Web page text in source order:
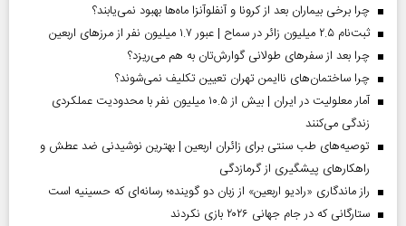
چرا برخی بیماران بعد از کرونا و آنفلوآنزا ماه‌ها بهبود نمی‌یابند؟
ثبت‌نام ۲.۵ میلیون زائر در سماح | عبور ۱.۷ میلیون نفر از مرز‌های اربعین
چرا بعد از سفرهای طولانی گوارش‌تان به هم می‌ریزد؟
چرا ساختمان‌های ناایمن تهران تعیین تکلیف نمی‌شوند؟
آمار معلولیت در ایران | بیش از ۱۰.۵ میلیون نفر با محدودیت عملکردی
زندگی می‌کنند
توصیه‌های طب سنتی برای زائران اربعین | بهترین نوشیدنی ضد عطش و
راهکارهای پیشگیری از گرمازدگی
راز ماندگاری «رادیو اربعین» از زبان دو گوینده؛ رسانه‌ای که حسینیه است
ستارگانی که در جام جهانی ۲۰۲۶ بازی نکردند